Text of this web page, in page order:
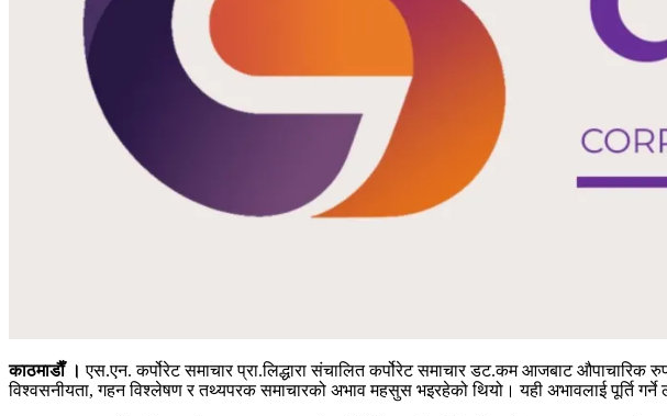
काठमाडाैँ ।एस.एन. कर्पोरेट समाचार प्रा.लिद्धारा संचालित कर्पोरेट समाचार डट.कम आजबाट
विश्वसनीयता, गहन विश्लेषण र तथ्यपरक समाचारको अभाव महसुस भइरहेको थियो। यही अभावलाई पूर्ति गर्ने